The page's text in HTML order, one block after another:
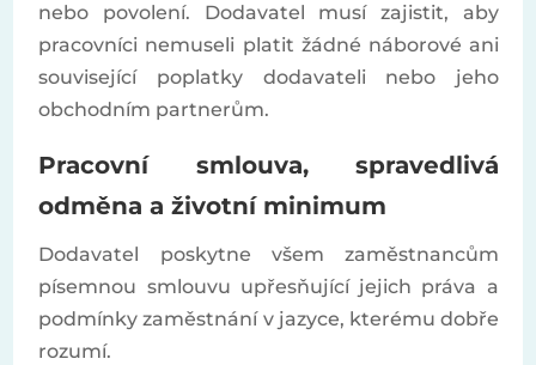
nebo povolení. Dodavatel musí zajistit, aby
pracovníci nemuseli platit žádné náborové ani
související poplatky dodavateli nebo jeho
obchodním partnerům.
Pracovní smlouva, spravedlivá
odměna a životní minimum
Dodavatel poskytne všem zaměstnancům
písemnou smlouvu upřesňující jejich práva a
podmínky zaměstnání v jazyce, kterému dobře
rozumí.